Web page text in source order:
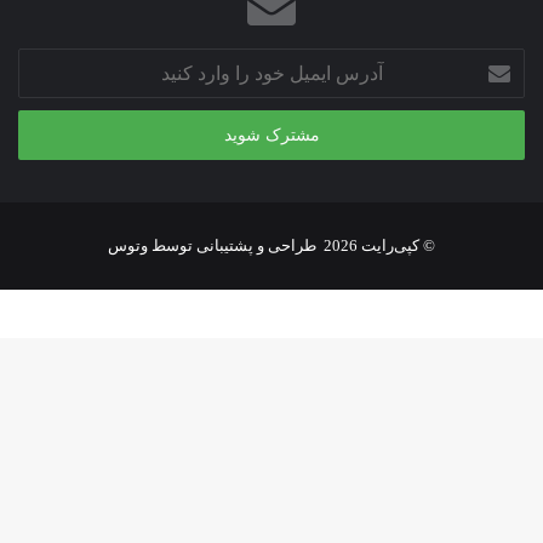
راهکار
ایمیل
خود
وارد
© کپی‌رایت 2026 طراحی و پشتیبانی توسط وتوس